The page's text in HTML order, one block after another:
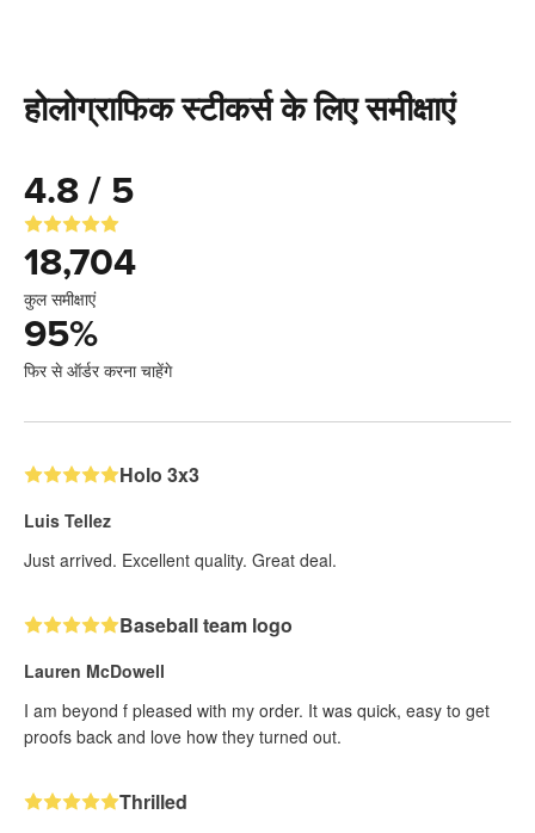
होलोग्राफिक स्टीकर्स के लिए समीक्षाएं
4.8 / 5
18,704
कुल समीक्षाएं
95%
फिर से ऑर्डर करना चाहेंगे
Holo 3x3
Luis Tellez
Just arrived. Excellent quality. Great deal.
Baseball team logo
Lauren McDowell
I am beyond f pleased with my order. It was quick, easy to get
proofs back and love how they turned out.
Thrilled